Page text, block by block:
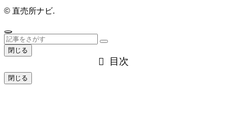
© 直売所ナビ.
閉じる
目次
閉じる